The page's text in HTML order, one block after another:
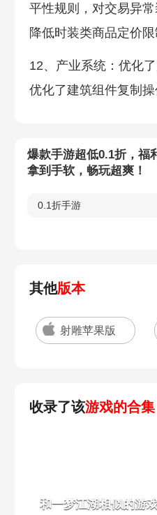
平性规则，对交易异
降低时装类商品定价限
12、产业系统：优化
优化了建筑组件复制操
爆款手游超低0.1折，福
拿到手软，畅玩超爽！
0.1折手游
其他版本
射雕苹果版
收录了该游戏的合集
和一梦江湖相似的游